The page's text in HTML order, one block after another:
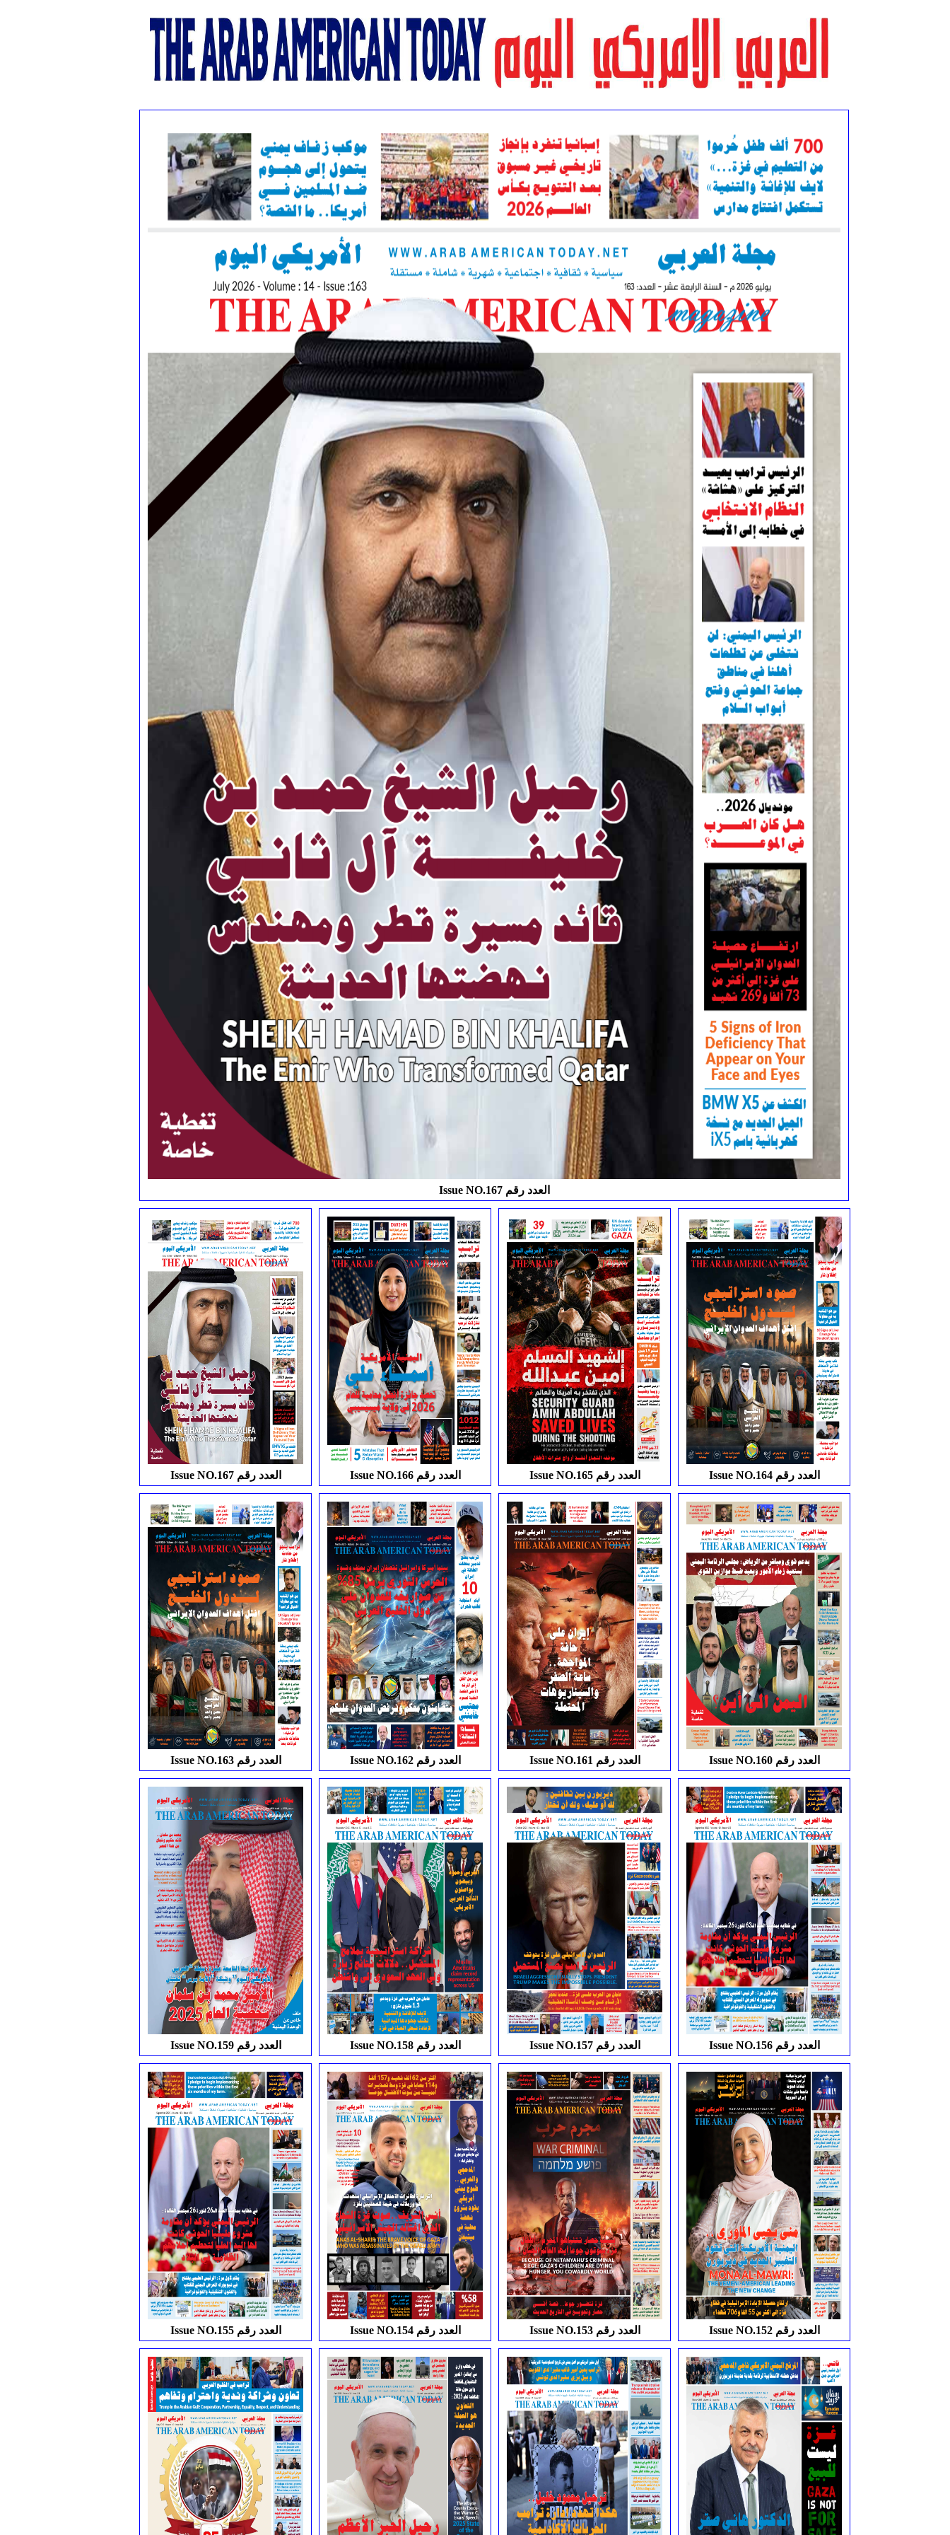
Issue NO.167 العدد رقم
Issue NO.167 العدد رقم Issue NO.166 العدد رقم Issue NO.165 العدد رقم Issue NO.164 العدد رقم
Issue NO.163 العدد رقم Issue NO.162 العدد رقم Issue NO.161 العدد رقم Issue NO.160 العدد رقم
Issue NO.159 العدد رقم Issue NO.158 العدد رقم Issue NO.157 العدد رقم Issue NO.156 العدد رقم
Issue NO.155 العدد رقم Issue NO.154 العدد رقم Issue NO.153 العدد رقم Issue NO.152 العدد رقم